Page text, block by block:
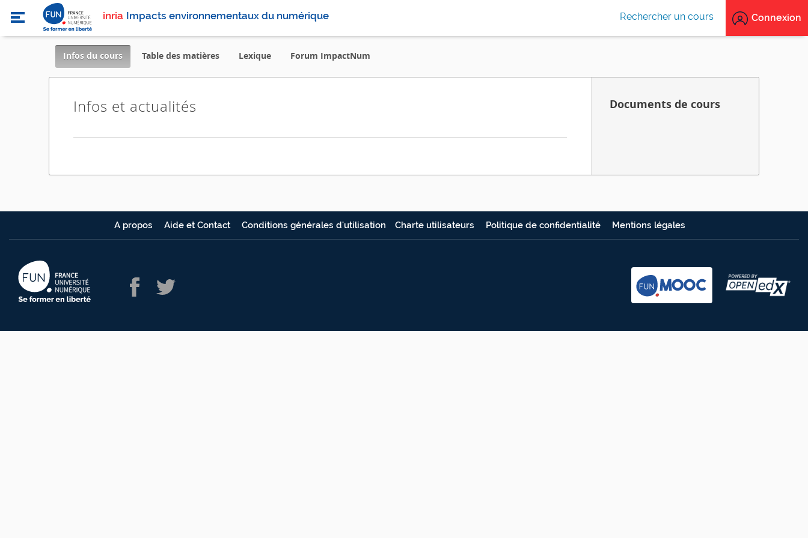
inria Impacts environnementaux du numérique Rechercher un cours Connexion
Infos du cours,
current
location
Table des matières Lexique Forum ImpactNum
Infos et actualités Documents de cours
A propos Aide et Contact Conditions générales d'utilisation Charte utilisateurs Politique de confidentialité Mentions légales